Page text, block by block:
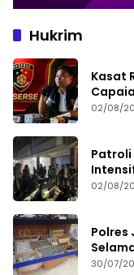
Hukrim
Kasat
Kritik
02/08/
Patroli
02/08/
Polres
30/07/